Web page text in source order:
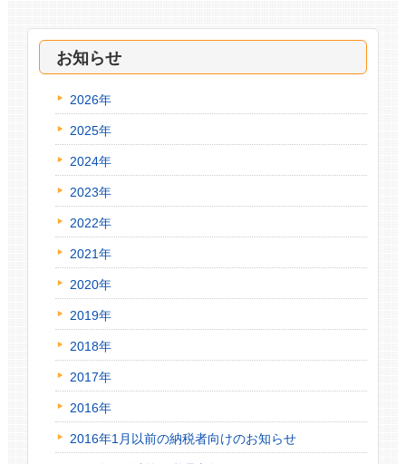
お知らせ
2026年
2025年
2024年
2023年
2022年
2021年
2020年
2019年
2018年
2017年
2016年
2016年1月以前の納税者向けのお知らせ